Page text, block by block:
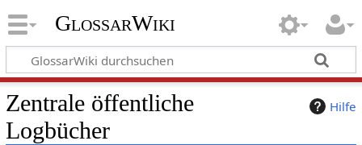
GlossarWiki
Hilfe
Zentrale öffentliche
Logbücher